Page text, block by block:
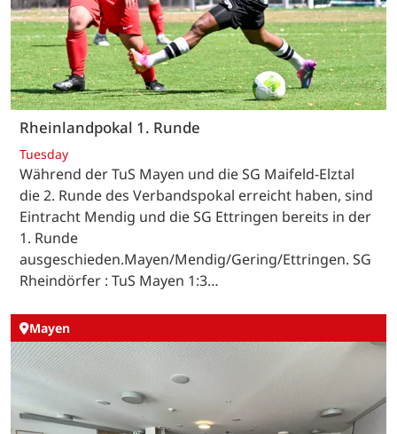
Rheinlandpokal 1. Runde
Tuesday
Während der TuS Mayen und die SG Maifeld-Elztal
die 2. Runde des Verbandspokal erreicht haben, sind
Eintracht Mendig und die SG Ettringen bereits in der
1. Runde
ausgeschieden.Mayen/Mendig/Gering/Ettringen. SG
Rheindörfer : TuS Mayen 1:3…
Mayen